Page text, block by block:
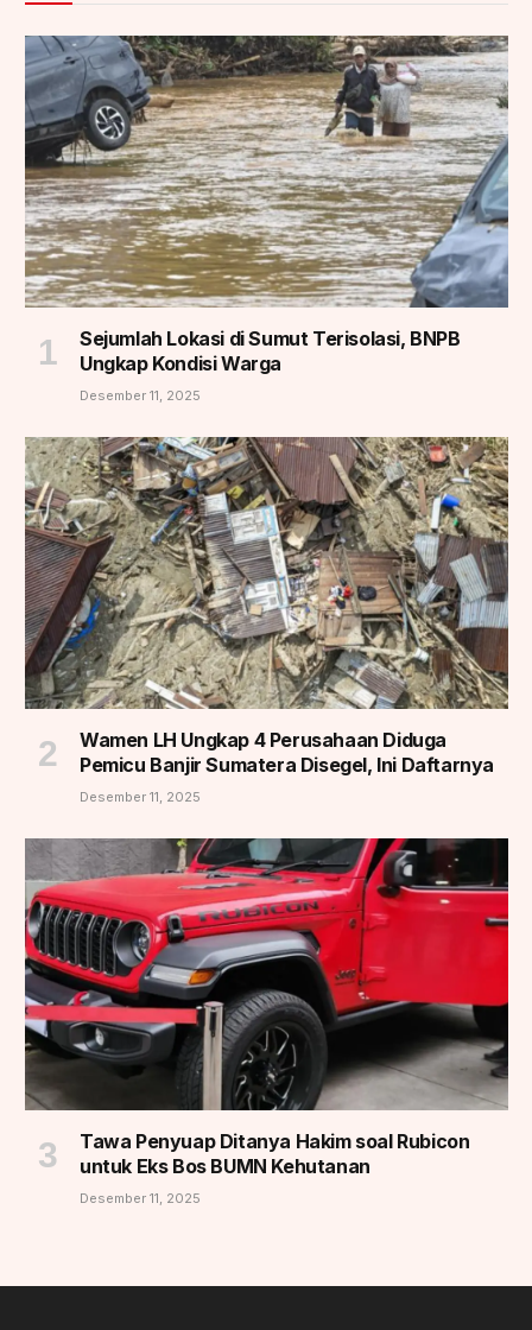
Sejumlah Lokasi di Sumut Terisolasi, BNPB
Ungkap Kondisi Warga
Desember 11, 2025
Wamen LH Ungkap 4 Perusahaan Diduga
Pemicu Banjir Sumatera Disegel, Ini Daftarnya
Desember 11, 2025
Tawa Penyuap Ditanya Hakim soal Rubicon
untuk Eks Bos BUMN Kehutanan
Desember 11, 2025